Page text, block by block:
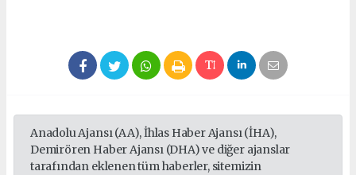
Anadolu Ajansı (AA), İhlas Haber Ajansı (İHA),
Demirören Haber Ajansı (DHA) ve diğer ajanslar
tarafından eklenen tüm haberler, sitemizin